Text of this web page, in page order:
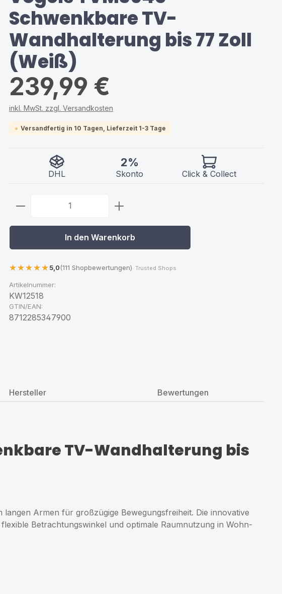
Schwenkbare TV-
Wandhalterung bis 77 Zoll
(Weiß)
239,99 €
inkl. MwSt. zzgl. Versandkosten
Versandfertig in 10 Tagen, Lieferzeit 1-3 Tage
DHL
2%
Skonto Click & Collect
Produkt Anzahl: Gib den gewünschten Wert
In den Warenkorb
5,0(111 Shopbewertungen)· Trusted Shops
Artikelnummer:
KW12518
GTIN/EAN:
8712285347900
Hersteller Bewertungen
TV-Wandhalterung bis
Armen für großzügige Bewegungsfreiheit. Die innovative
Betrachtungswinkel und optimale Raumnutzung in Wohn-